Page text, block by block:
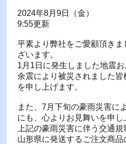
2024年8月9日（金）
9:55更新
平素より弊社をご愛顧頂き
ざいます。
1月1日に発生しました地震
余震により被災されました
を申し上げます。
また、7月下旬の豪雨災害に
にも、心よりお見舞いを申し
上記の豪雨災害に伴う交通
山形県に発送するご注文商